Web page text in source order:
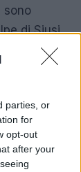
parties, or
for
opt-out
after your
sono
di Siusi
di
attiva e
Che si
un